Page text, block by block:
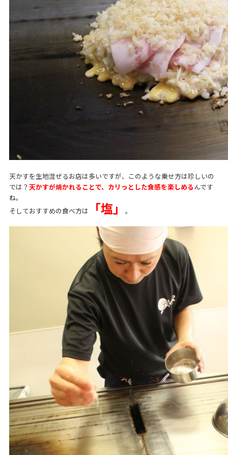
天かすを生地混ぜるお店は多いですが、このような乗せ方は珍しいの
では？ 天かすが焼かれることで、カリっとした食感を楽しめるんです
ね。
そしておすすめの食べ方は
「塩」 。